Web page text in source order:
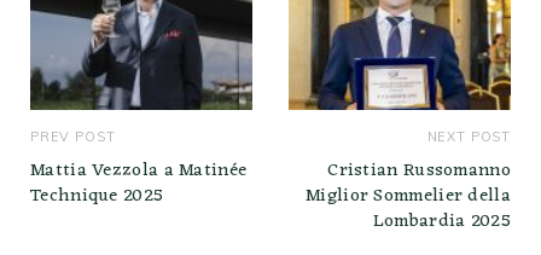
PREV POST
Mattia Vezzola a Matinée
Technique 2025
NEXT POST
Cristian Russomanno
Miglior Sommelier della
Lombardia 2025